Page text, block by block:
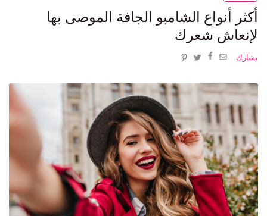
أكثر أنواع الشامبو الجافة الموصى بها
لإنعاش شعرك
يشارك